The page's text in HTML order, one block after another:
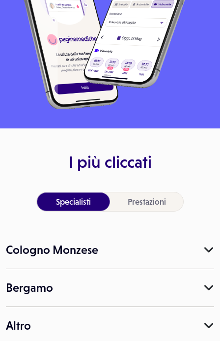
I più cliccati
Specialisti Prestazioni
Cologno Monzese
Bergamo
Altro